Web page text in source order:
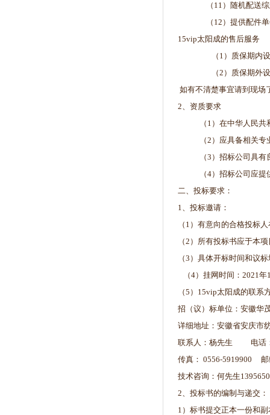
（11）随机配送
（12）提供配件
15vip太阳成的售后服务
（1）质保期内
（2）质保期外
如有不清楚事宜请到现场
2、资质要求
（1）在中华人民
（2）应具备相关
（3）招标公司具
（4）招标公司应
二、投标要求：
1、投标邀请：
（1）有意向的合格投标
（2）所有投标书应于本
（3）具体开标时间和议
（4）挂网时间：2021年
（5）15vip太阳成的联系
招（议）标单位：安徽华
详细地址：安徽省安庆市
联系人：杨先生 电话
传真： 0556-5919900
技术咨询：何先生
2、投标书的编制与递交：
1）标书提交正本一份和